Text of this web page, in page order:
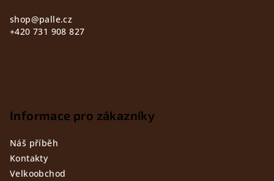
shop@palle.cz
+420 731 908 827
Informace pro zákazníky
Náš příběh
Kontakty
Velkoobchod